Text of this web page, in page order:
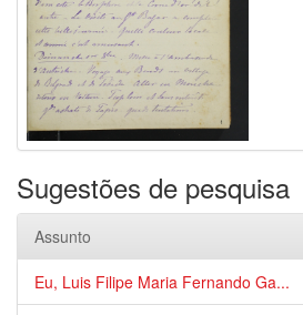
Sugestões de pesquisa
Assunto
Eu, Luis Filipe Maria Fernando Ga...